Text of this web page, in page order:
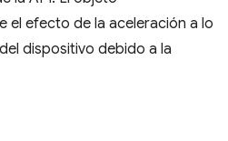
el efecto de la aceleración a lo
dispositivo debido a la